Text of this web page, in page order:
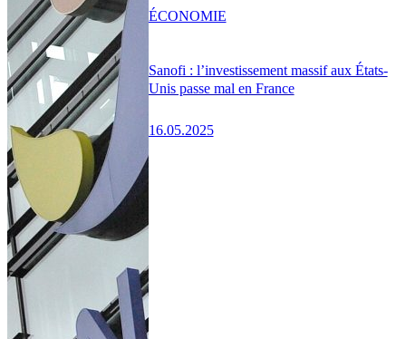
Sanofi : l’investissement massif aux États-
Unis passe mal en France
16.05.2025
ÉCONOMIE